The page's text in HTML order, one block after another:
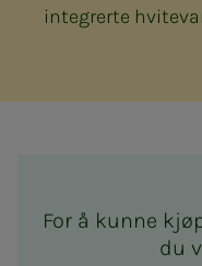
integrerte
For å kunne
du